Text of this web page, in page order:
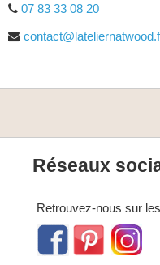
07 83 33 08 20
Réseaux
Retrouvez-nous sur